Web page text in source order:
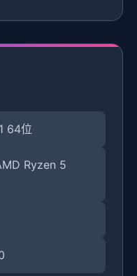
64位
Ryzen 5